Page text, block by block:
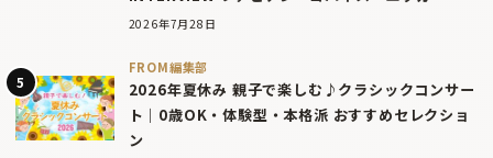
2026年7月28日
FROM編集部
2026年夏休み 親子で楽しむ♪クラシックコンサー
ト｜0歳OK・体験型・本格派 おすすめセレクショ
ン